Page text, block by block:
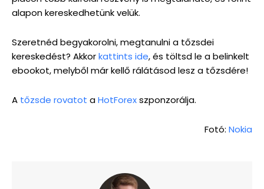
alapon kereskedhetünk velük.
Szeretnéd begyakorolni, megtanulni a tőzsdei
kereskedést? Akkorkattints ide, és töltsd le a belinkelt
ebookot, melyből már kellő rálátásod lesz a tőzsdére!
A tőzsde rovatot aHotForexszponzorálja.
Fotó: Nokia